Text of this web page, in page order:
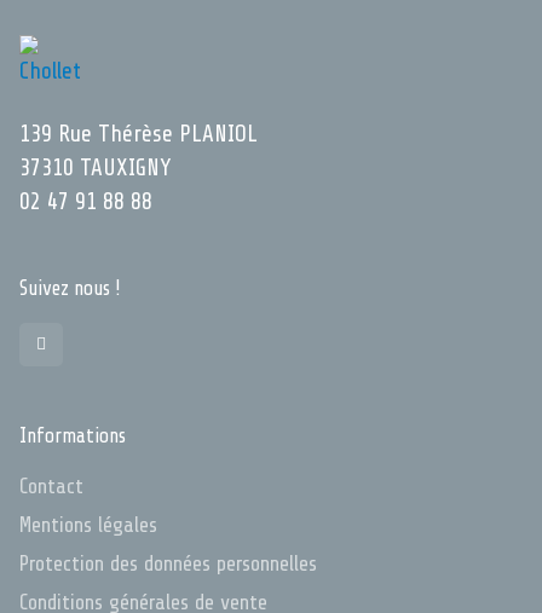
139 Rue Thérèse PLANIOL
37310 TAUXIGNY
02 47 91 88 88
Suivez nous !
Informations
Contact
Mentions légales
Protection des données personnelles
Conditions générales de vente